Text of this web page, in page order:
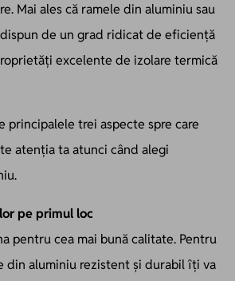
Mai ales că ramele din aluminiu sau
dispun de un grad ridicat de eficiență
excelente de izolare termică
principalele trei aspecte spre care
atenția ta atunci când alegi
pe primul loc
pentru cea mai bună calitate. Pentru
din aluminiu rezistent și durabil îți va